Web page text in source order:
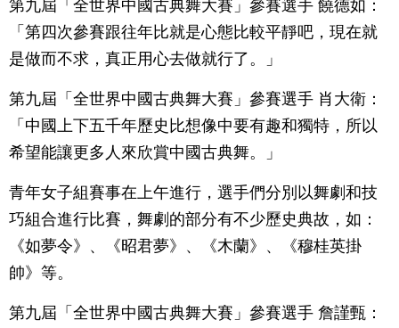
第九屆「全世界中國古典舞大賽」參賽選手 饒德如：
「第四次參賽跟往年比就是心態比較平靜吧，現在就
是做而不求，真正用心去做就行了。」
第九屆「全世界中國古典舞大賽」參賽選手 肖大衛：
「中國上下五千年歷史比想像中要有趣和獨特，所以
希望能讓更多人來欣賞中國古典舞。」
青年女子組賽事在上午進行，選手們分別以舞劇和技
巧組合進行比賽，舞劇的部分有不少歷史典故，如：
《如夢令》、《昭君夢》、《木蘭》、《穆桂英掛
帥》等。
第九屆「全世界中國古典舞大賽」參賽選手 詹謹甄：